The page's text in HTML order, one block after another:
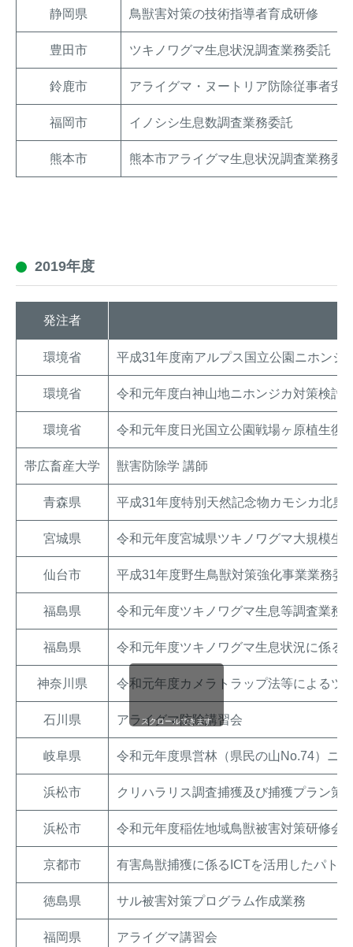
静岡県 鳥獣害対策の技術指導者育成研修
豊田市 ツキノワグマ生息状況調査業務委託
鈴鹿市 アライグマ・ヌートリア防除従事者安
福岡市 イノシシ生息数調査業務委託
熊本市 熊本市アライグマ生息状況調査業務委
2019年度
発注者
環境省 平成31年度南アルプス国立公園ニホンジ
環境省 令和元年度白神山地ニホンジカ対策検討
環境省 令和元年度日光国立公園戦場ヶ原植生復
帯広畜産大学 獣害防除学 講師
青森県 平成31年度特別天然記念物カモシカ北奥
宮城県 令和元年度宮城県ツキノワグマ大規模生
仙台市 平成31年度野生鳥獣対策強化事業業務委
福島県 令和元年度ツキノワグマ生息等調査業務
福島県 令和元年度ツキノワグマ生息状況に係る
神奈川県 令和元年度カメラトラップ法等によるツ
石川県 アライグマ防除講習会
岐阜県 令和元年度県営林（県民の山No.74）ニ
浜松市 クリハラリス調査捕獲及び捕獲プラン策
浜松市 令和元年度稲佐地域鳥獣被害対策研修会
京都市 有害鳥獣捕獲に係るICTを活用したパト
徳島県 サル被害対策プログラム作成業務
福岡県 アライグマ講習会
スクロールできます